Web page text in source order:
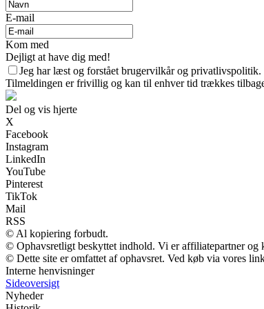
E-mail
Kom med
Dejligt at have dig med!
Jeg har læst og forstået brugervilkår og privatlivspolitik.
Tilmeldingen er frivillig og kan til enhver tid trækkes
Del og vis hjerte
X
Facebook
Instagram
LinkedIn
YouTube
Pinterest
TikTok
Mail
RSS
© Al kopiering forbudt.
© Ophavsretligt beskyttet indhold. Vi er affiliatepartner og
© Dette site er omfattet af ophavsret. Ved køb via vores
Interne henvisninger
Sideoversigt
Nyheder